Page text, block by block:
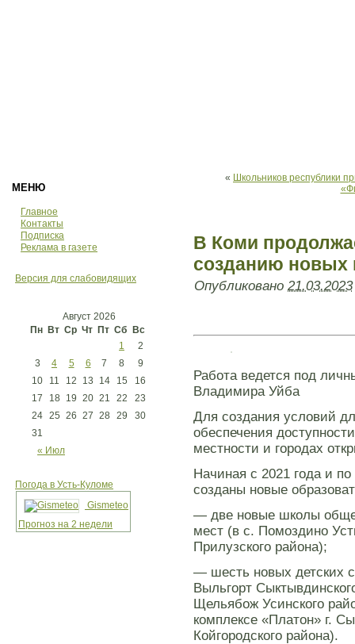
МЕНЮ
Главное
Контакты
Подписка
Реклама в газете
Версия для слабовидящих
Август 2026
Пн Вт Ср Чт Пт Сб Вс
« Июл
1
2
3
4 5 6 7 8
9
10
11 12 13 14 15
16
17
18 19 20 21 22
23
24 25 26 27 28 29
30
31
Погода в Усть-Куломе
Gismeteo
Прогноз на 2 недели
« Школьников республики
В Коми
созданию новых
Опубликовано 21.03.2023
Работа ведется под
Владимира Уйба
Для создания условий
обеспечения
местности и городах
Начиная с 2021 года и
созданы новые
— две новые школы
мест (в с. Помоздино
Прилузского района);
— шесть новых детских
Выльгорт
Щельябож Усинского
комплексе «Платон» г.
Койгородского района).